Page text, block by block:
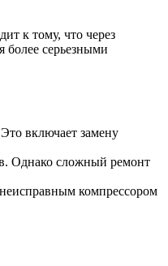
к тому, что через
более серьезными
включает замену
Однако сложный ремонт
компрессором